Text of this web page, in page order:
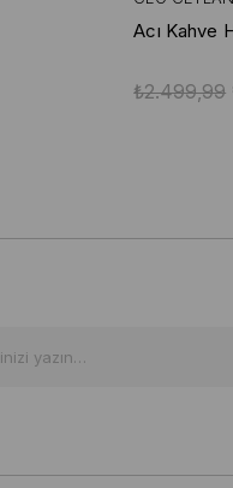
Acı Kahve
₺2.499,99